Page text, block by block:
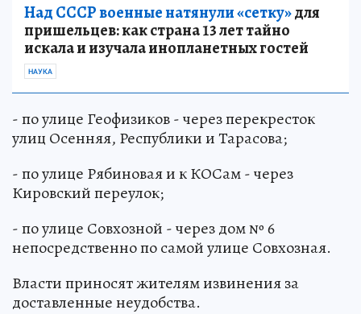
Над СССР военные натянули «сетку»для
пришельцев: как страна 13 лет тайно
искала и изучала инопланетных гостей
НАУКА
- по улице Геофизиков - через перекресток
улиц Осенняя, Республики и Тарасова;
- по улице Рябиновая и к КОСам - через
Кировский переулок;
- по улице Совхозной - через дом № 6
непосредственно по самой улице Совхозная.
Власти приносят жителям извинения за
доставленные неудобства.